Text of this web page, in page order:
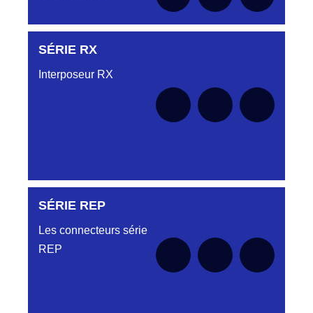
Aucune pièce disponible pour cette série pour
SÉRIE RX
Interposeur RX
Aucune pièce disponible pour cette série pour
SÉRIE REP
Les connecteurs série
REP